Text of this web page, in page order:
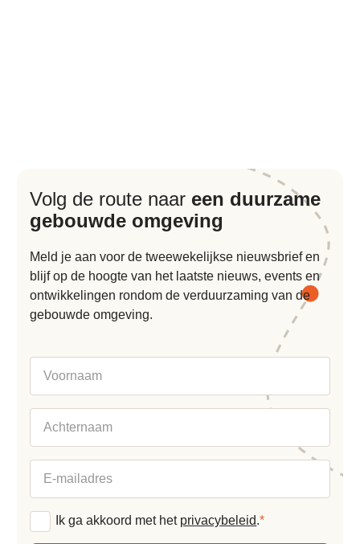
Volg de route naar een duurzame
gebouwde omgeving
Meld je aan voor de tweewekelijkse nieuwsbrief en
blijf op de hoogte van het laatste nieuws, events en
ontwikkelingen rondom de verduurzaming van de
gebouwde omgeving.
mailadres
Algemene
Ik ga akkoord met het privacybeleid.*